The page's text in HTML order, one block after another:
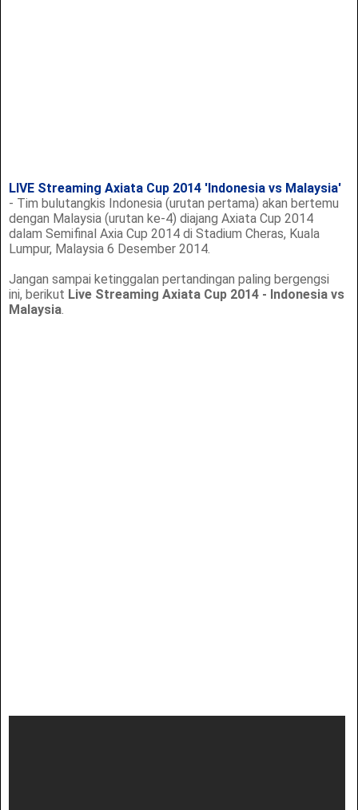
LIVE Streaming Axiata Cup 2014 'Indonesia vs Malaysia'
- Tim bulutangkis Indonesia (urutan pertama) akan bertemu
dengan Malaysia (urutan ke-4) diajang Axiata Cup 2014
dalam Semifinal Axia Cup 2014 di Stadium Cheras, Kuala
Lumpur, Malaysia 6 Desember 2014.
Jangan sampai ketinggalan pertandingan paling bergengsi
ini, berikut Live Streaming Axiata Cup 2014 - Indonesia vs
Malaysia